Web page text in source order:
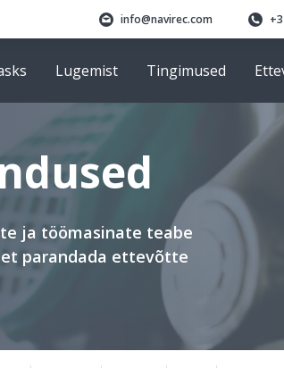
info@navirec.com
Lugemist Tingimused
ja töömasinate teabe
parandada ettevõtte